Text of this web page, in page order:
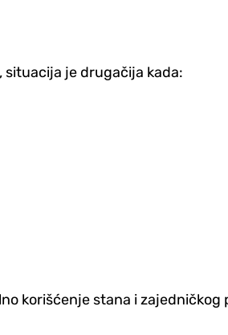
situacija je drugačija kada:
korišćenje stana i zajedničkog